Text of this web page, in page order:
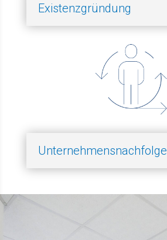
Existenzgründung
Unternehmensnachfolge